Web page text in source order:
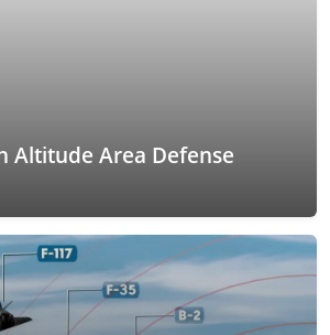
Altitude Area Defense